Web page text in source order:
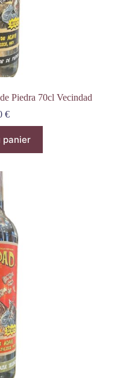
Piedra 70cl Vecindad
€
panier